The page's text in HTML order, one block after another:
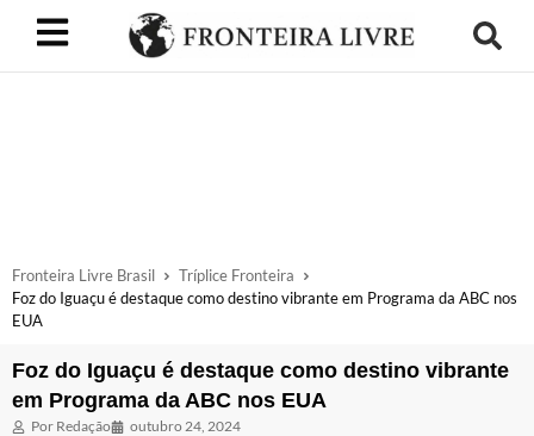
Fronteira Livre Brasil
Tríplice Fronteira
Foz do Iguaçu é destaque como destino vibrante em Programa da ABC nos
EUA
Foz do Iguaçu é destaque como destino vibrante
em Programa da ABC nos EUA
Por Redação outubro 24, 2024